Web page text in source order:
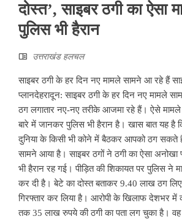
दोस्त’, साइबर ठगी का ऐसा
पुलिस भी हैरान
उत्तराखंड हलचल
साइबर ठगी के हर दिन नए मामले सामने आ रहे हैं
प्लानदेहरादून: साइबर ठगी के हर दिन नए मामले
ठग लगातार नए-नए तरीके आजमा रहे हैं। ऐसे
बारे में जानकर पुलिस भी हैरान है। खास बात यह है
दुनिया के किसी भी कोने में बैठकर आपको ठग सकते
सामने आया है। साइबर ठगों ने ठगी का ऐसा अनोखा
भी हैरान रह गई। पीड़ित की शिकायत पर पुलिस ने
कर दी है। बेटे का दोस्त बताकर 9.40 लाख ठग
गिरफ्तार कर लिया है। आरोपी के खिलाफ देशभर
तक 35 लाख रुपये की ठगी का पता लग चुका है। वह